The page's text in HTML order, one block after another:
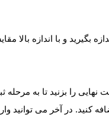
را بزنید تا به